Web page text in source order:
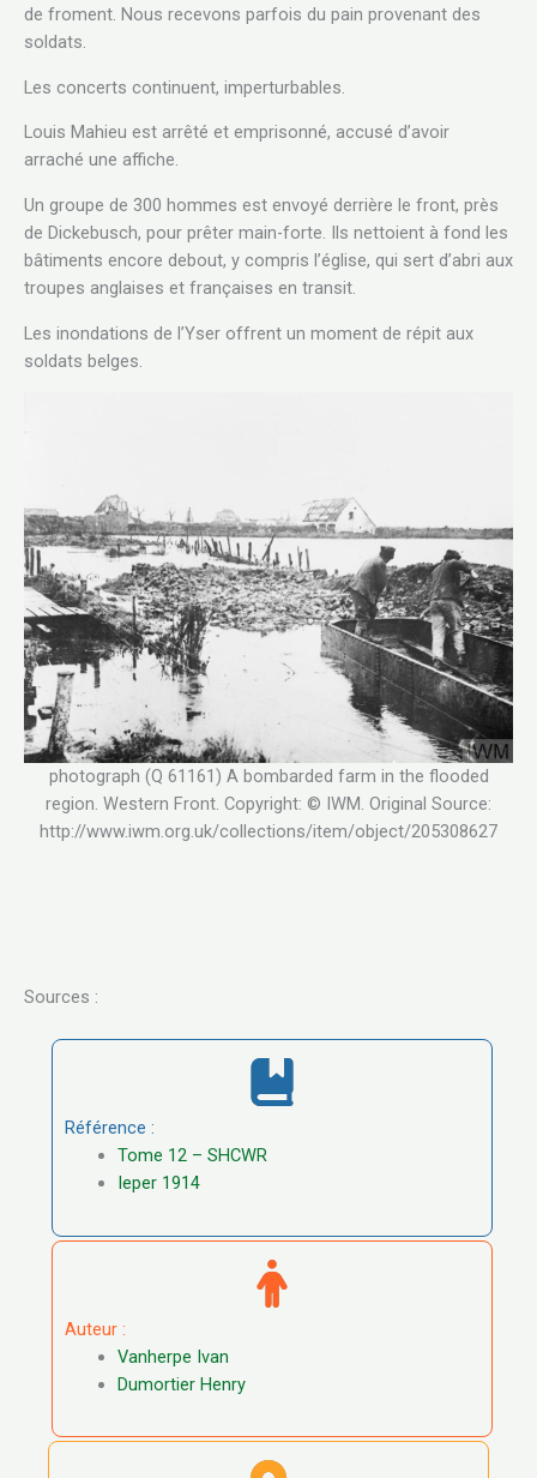
de froment. Nous recevons parfois du pain provenant des
soldats.
Les concerts continuent, imperturbables.
Louis Mahieu est arrêté et emprisonné, accusé d’avoir
arraché une affiche.
Un groupe de 300 hommes est envoyé derrière le front, près
de Dickebusch, pour prêter main-forte. Ils nettoient à fond les
bâtiments encore debout, y compris l’église, qui sert d’abri aux
troupes anglaises et françaises en transit.
Les inondations de l’Yser offrent un moment de répit aux
soldats belges.
photograph (Q 61161) A bombarded farm in the flooded
region. Western Front. Copyright: © IWM. Original Source:
http://www.iwm.org.uk/collections/item/object/205308627
Sources :
Référence :
Tome 12 – SHCWR
Ieper 1914
Auteur :
Vanherpe Ivan
Dumortier Henry